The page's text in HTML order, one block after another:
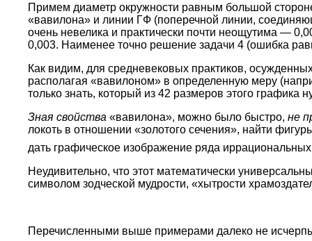
Примем диаметр окружности равным большой
«вавилона» и линии ГФ (поперечной линии,
очень невелика и практически почти неощутима —
0,003. Наименее точно решение задачи 4 (ошибка
Как видим, для средневековых практиков,
располагая «вавилоном» в определенную меру
только знать, который из 42 размеров этого графика
Зная свойства «вавилона», можно было быстро, не
локоть в отношении «золотого сечения», найти
дать графическое изображение ряда
Неудивительно, что этот математически
символом зодческой мудрости, «хытрости
Перечисленными выше примерами далеко не